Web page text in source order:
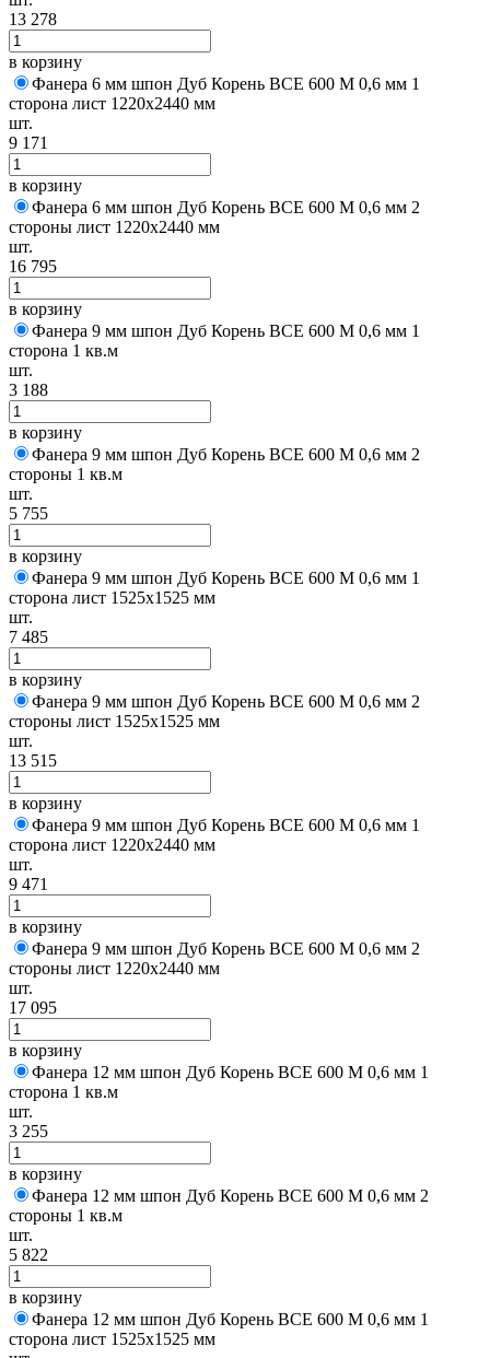
13 278
в корзину
Фанера 6 мм шпон Дуб Корень BCE 600 M 0,6 мм 1
сторона лист 1220х2440 мм
шт.
9 171
в корзину
Фанера 6 мм шпон Дуб Корень BCE 600 M 0,6 мм 2
стороны лист 1220х2440 мм
шт.
16 795
в корзину
Фанера 9 мм шпон Дуб Корень BCE 600 M 0,6 мм 1
сторона 1 кв.м
шт.
3 188
в корзину
Фанера 9 мм шпон Дуб Корень BCE 600 M 0,6 мм 2
стороны 1 кв.м
шт.
5 755
в корзину
Фанера 9 мм шпон Дуб Корень BCE 600 M 0,6 мм 1
сторона лист 1525х1525 мм
шт.
7 485
в корзину
Фанера 9 мм шпон Дуб Корень BCE 600 M 0,6 мм 2
стороны лист 1525х1525 мм
шт.
13 515
в корзину
Фанера 9 мм шпон Дуб Корень BCE 600 M 0,6 мм 1
сторона лист 1220х2440 мм
шт.
9 471
в корзину
Фанера 9 мм шпон Дуб Корень BCE 600 M 0,6 мм 2
стороны лист 1220х2440 мм
шт.
17 095
в корзину
Фанера 12 мм шпон Дуб Корень BCE 600 M 0,6 мм 1
сторона 1 кв.м
шт.
3 255
в корзину
Фанера 12 мм шпон Дуб Корень BCE 600 M 0,6 мм 2
стороны 1 кв.м
шт.
5 822
в корзину
Фанера 12 мм шпон Дуб Корень BCE 600 M 0,6 мм 1
сторона лист 1525х1525 мм